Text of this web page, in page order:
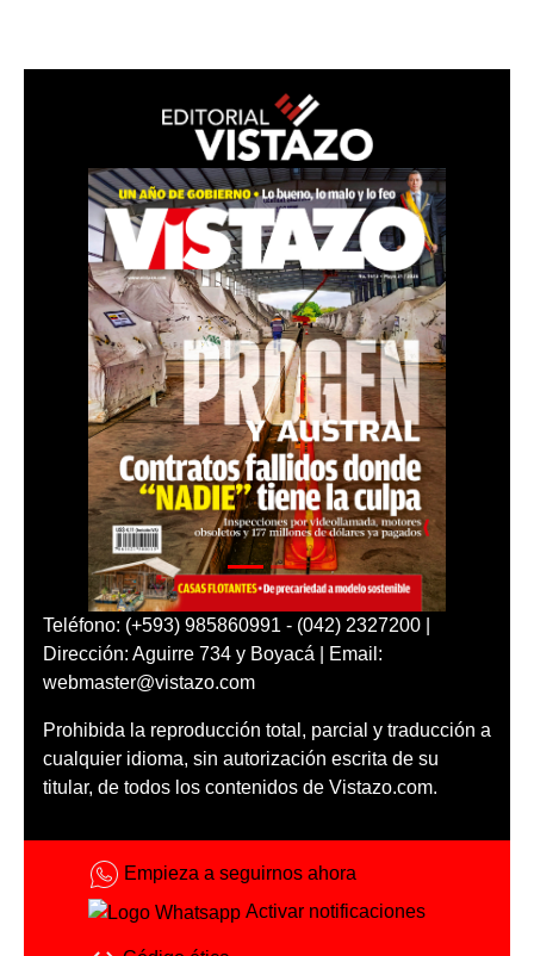
Teléfono: (+593) 985860991 - (042) 2327200 |
Dirección: Aguirre 734 y Boyacá | Email:
webmaster@vistazo.com
Prohibida la reproducción total, parcial y traducción a
cualquier idioma, sin autorización escrita de su
titular, de todos los contenidos de Vistazo.com.
Empieza a seguirnos ahora
Activar notificaciones